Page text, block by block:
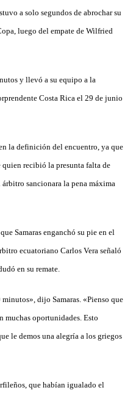
a solo segundos de abrochar su
luego del empate de Wilfried
y llevó a su equipo a la
Costa Rica el 29 de junio
la definición del encuentro, ya que
recibió la presunta falta de
sancionara la pena máxima
Samaras enganchó su pie en el
ecuatoriano Carlos Vera señaló
en su remate.
dijo Samaras. «Pienso que
oportunidades. Esto
le demos una alegría a los griegos
que habían igualado el